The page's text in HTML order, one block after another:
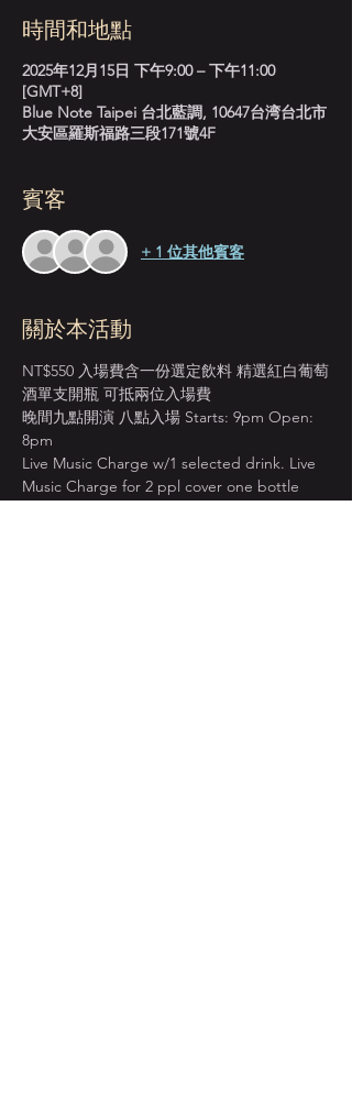
時間和地點
2025年12月15日 下午9:00 – 下午11:00
[GMT+8]
Blue Note Taipei 台北藍調, 10647台湾台北市
大安區羅斯福路三段171號4F
賓客
+ 1 位其他賓客
關於本活動
NT$550 入場費含一份選定飲料 精選紅白葡萄
酒單支開瓶 可抵兩位入場費
晚間九點開演 八點入場 Starts: 9pm Open:
8pm
Live Music Charge w/1 selected drink. Live
Music Charge for 2 ppl cover one bottle